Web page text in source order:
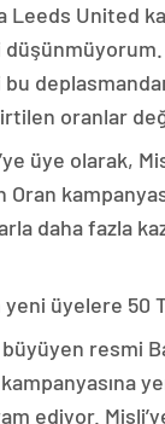
United
oranlar
üye olarak,
daha fazla
yeni üyelere 50
büyüyen resmi
kampanyasına
ediyor.